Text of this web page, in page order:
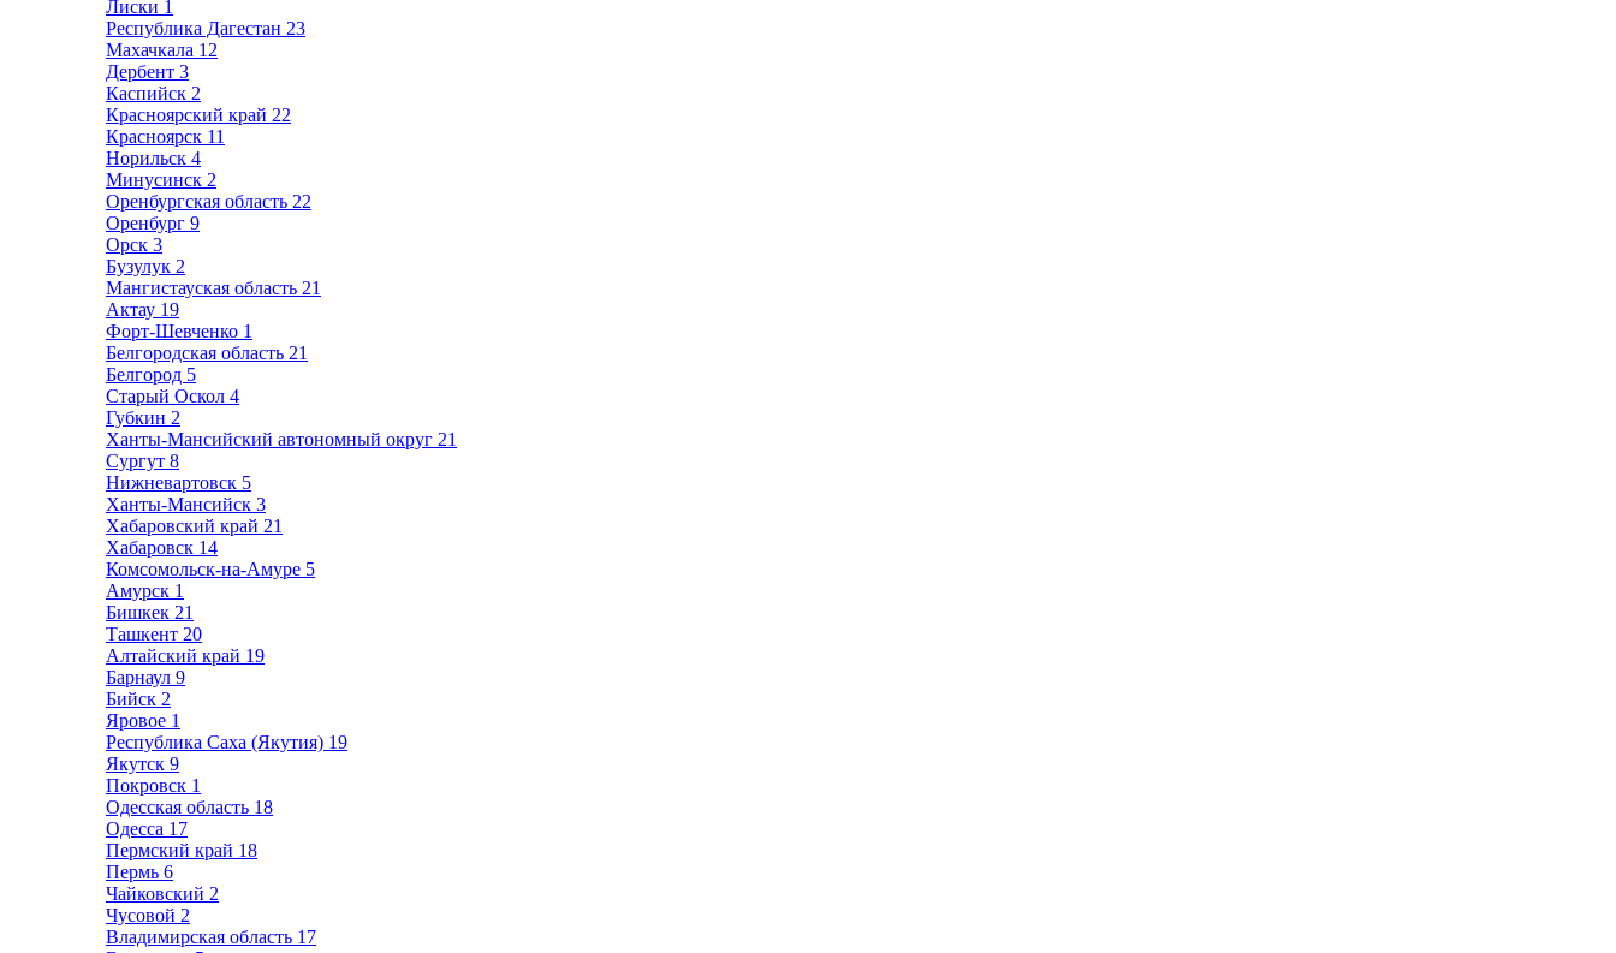
Лиски 1
Республика Дагестан 23
Махачкала 12
Дербент 3
Каспийск 2
Красноярский край 22
Красноярск 11
Норильск 4
Минусинск 2
Оренбургская область 22
Оренбург 9
Орск 3
Бузулук 2
Мангистауская область 21
Актау 19
Форт-Шевченко 1
Белгородская область 21
Белгород 5
Старый Оскол 4
Губкин 2
Ханты-Мансийский автономный округ 21
Сургут 8
Нижневартовск 5
Ханты-Мансийск 3
Хабаровский край 21
Хабаровск 14
Комсомольск-на-Амуре 5
Амурск 1
Бишкек 21
Ташкент 20
Алтайский край 19
Барнаул 9
Бийск 2
Яровое 1
Республика Саха (Якутия) 19
Якутск 9
Покровск 1
Одесская область 18
Одесса 17
Пермский край 18
Пермь 6
Чайковский 2
Чусовой 2
Владимирская область 17